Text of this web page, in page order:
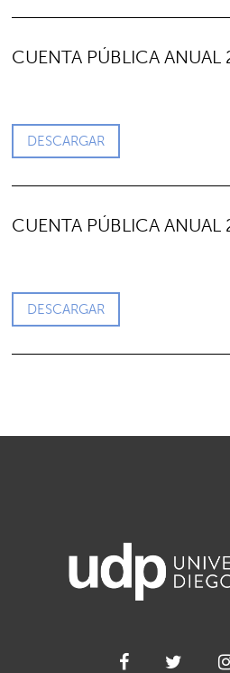
CUENTA PÚBLICA
DESCARGAR
CUENTA PÚBLICA
DESCARGAR